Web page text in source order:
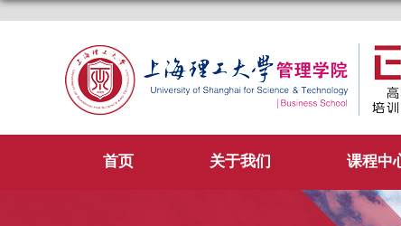
首页 关于我们 课程中